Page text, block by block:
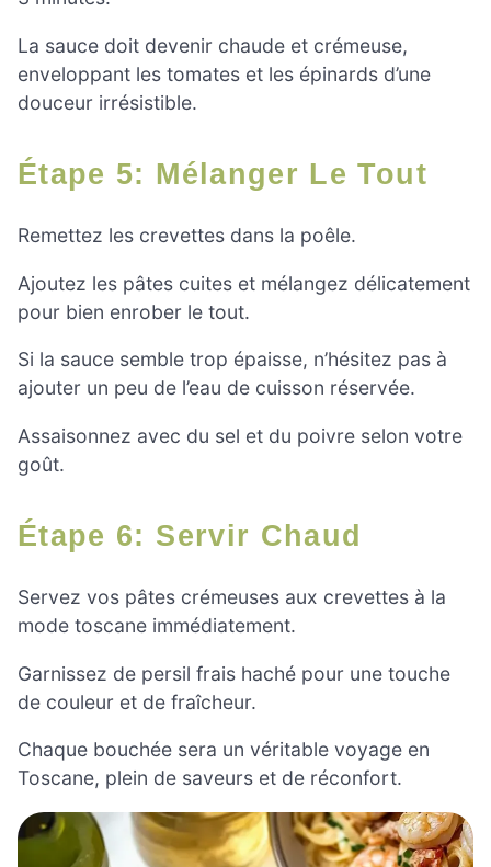
La sauce doit devenir chaude et crémeuse,
enveloppant les tomates et les épinards d’une
douceur irrésistible.
Étape 5: Mélanger Le Tout
Remettez les crevettes dans la poêle.
Ajoutez les pâtes cuites et mélangez délicatement
pour bien enrober le tout.
Si la sauce semble trop épaisse, n’hésitez pas à
ajouter un peu de l’eau de cuisson réservée.
Assaisonnez avec du sel et du poivre selon votre
goût.
Étape 6: Servir Chaud
Servez vos pâtes crémeuses aux crevettes à la
mode toscane immédiatement.
Garnissez de persil frais haché pour une touche
de couleur et de fraîcheur.
Chaque bouchée sera un véritable voyage en
Toscane, plein de saveurs et de réconfort.